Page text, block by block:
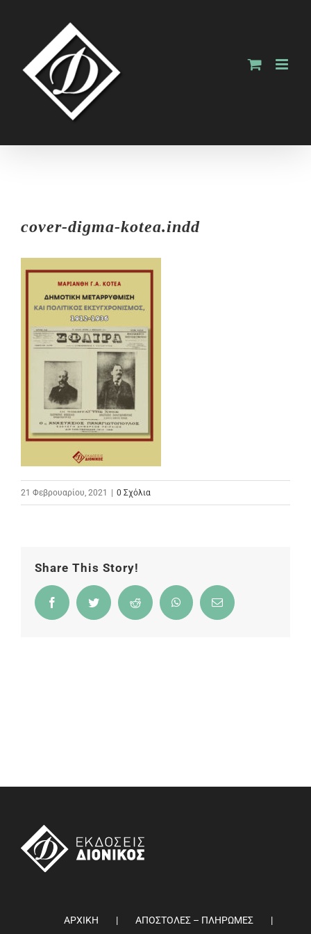
content
cover-digma-kotea.indd
21 Φεβρουαρίου, 2021 0 Σχόλια
Share This Story!
FacebookTwitter Reddit WhatsAppEmail
ΑΡΧΙΚΗ ΑΠΟΣΤΟΛΕΣ – ΠΛΗΡΩΜΕΣ